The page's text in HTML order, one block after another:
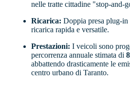
nelle tratte cittadine "stop-and-
Ricarica: Doppia presa plug-in
ricarica rapida e versatile.
Prestazioni: I veicoli sono
percorrenza annuale stimata di
abbattendo drasticamente le
centro urbano di Taranto.